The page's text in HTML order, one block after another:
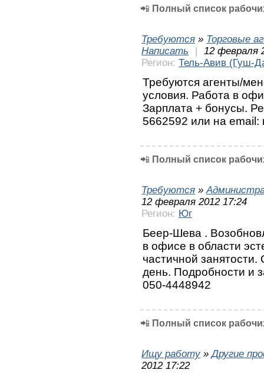
📲 Полный список
Требуются » Торговые
Написать
|
12 февраля
Регион: Тель-Авив (Гуш-
Требуются агенты/
условия. Работа в
Зарплата + бонусы.
5662592 или на
📲 Полный список
Требуются »
12 февраля 2012 17:24
Регион: Юг
Беер-Шева .
в офисе в области
частичной
день. Подробности и
050-4448942
📲 Полный список
Ищу работу »Другие
2012 17:22